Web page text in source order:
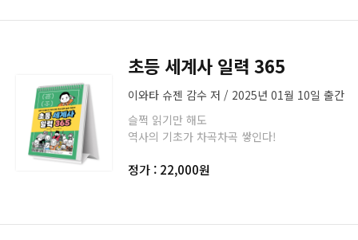
초등 세계사 일력 365
이와타 슈젠 감수 저 / 2025년 01월 10일 출간
슬쩍 읽기만 해도
역사의 기초가 차곡차곡 쌓인다!
정가 : 22,000원